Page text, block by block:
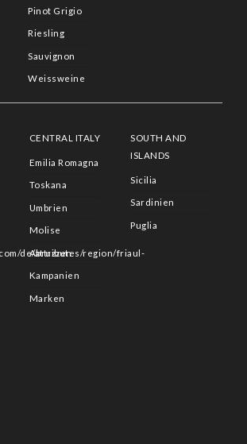
Pinot Grigio
Riesling
Sauvignon
Weissweine
de/attributes/region/friaul-
CENTRAL ITALY
Emilia Romagna
Toskana
Umbrien
Molise
Abruzzen
Kampanien
Marken
SOUTH AND
ISLANDS
Sicilia
Sardinien
Puglia